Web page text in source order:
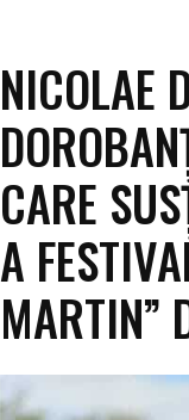
NICOLAE
CARE
A
MARTIN”